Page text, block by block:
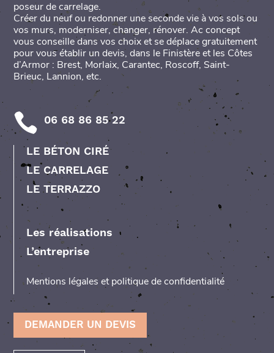
poseur de carrelage.
Créer du neuf ou redonner une seconde vie à vos sols ou
vos murs, moderniser, changer, rénover. Ac concept
vous conseille dans vos choix et se déplace gratuitement
pour vous établir un devis, dans le Finistère et les Côtes
d’Armor : Brest, Morlaix, Carantec, Roscoff, Saint-
Brieuc, Lannion, etc.
06 68 86 85 22
LE BÉTON CIRÉ
LE CARRELAGE
LE TERRAZZO
Les réalisations
L’entreprise
Mentions légales et politique de confidentialité
DEMANDER UN DEVIS